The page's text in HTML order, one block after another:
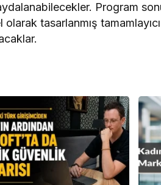
Program
tasarlanmış